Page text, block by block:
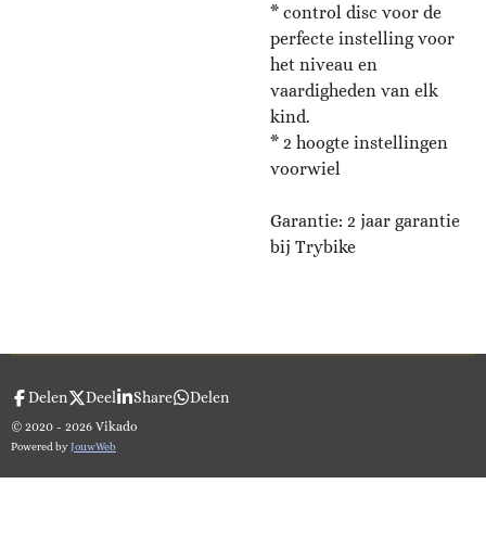
* control disc voor de
perfecte instelling voor
het niveau en
vaardigheden van elk
kind.
* 2 hoogte instellingen
voorwiel
Garantie: 2 jaar garantie
bij Trybike
Delen Deel Share Delen
© 2020 - 2026 Vikado
Powered byJouwWeb